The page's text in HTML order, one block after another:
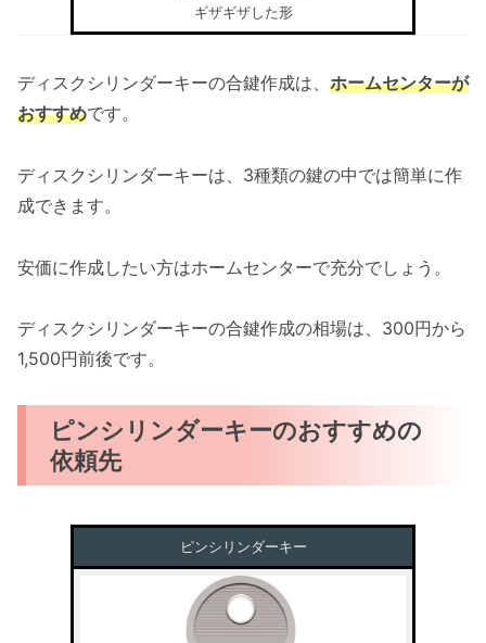
ギザギザした形
ディスクシリンダーキーの合鍵作成は、 ホームセンターが
おすすめです。
ディスクシリンダーキーは、3種類の鍵の中では簡単に作
成できます。
安価に作成したい方はホームセンターで充分でしょう。
ディスクシリンダーキーの合鍵作成の相場は、300円から
1,500円前後です。
ピンシリンダーキーのおすすめの
依頼先
ピンシリンダーキー